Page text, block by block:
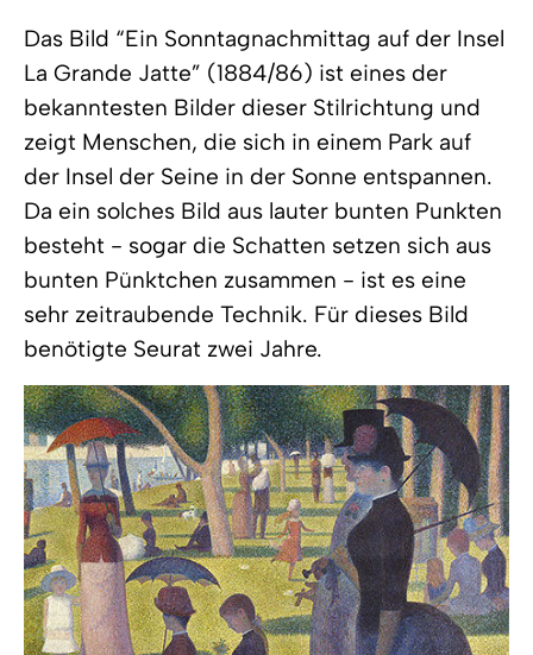
Das Bild “Ein Sonntagnachmittag auf der Insel
La Grande Jatte” (1884/86) ist eines der
bekanntesten Bilder dieser Stilrichtung und
zeigt Menschen, die sich in einem Park auf
der Insel der Seine in der Sonne entspannen.
Da ein solches Bild aus lauter bunten Punkten
besteht - sogar die Schatten setzen sich aus
bunten Pünktchen zusammen - ist es eine
sehr zeitraubende Technik. Für dieses Bild
benötigte Seurat zwei Jahre.